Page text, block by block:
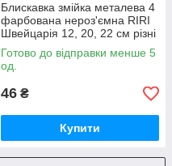
Блискавка змійка металева 4
фарбована нероз'ємна RIRI
Швейцарія 12, 20, 22 см різні
кольори
Готово до відправки менше 5
од.
46 ₴
Купити